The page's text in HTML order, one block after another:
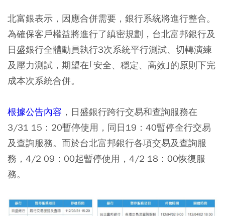
北富銀表示，因應合併需要，銀行系統將進行整合。
為確保客戶權益將進行了縝密規劃，台北富邦銀行及
日盛銀行全體動員執行3次系統平行測試、切轉演練
及壓力測試，期望在｢安全、穩定、高效｣的原則下完
成本次系統合併。
根據公告內容 ，日盛銀行跨行交易和查詢服務在
3/31 15：20暫停使用，同日19：40暫停全行交易
及查詢服務。而於台北富邦銀行各項交易及查詢服
務，4/2 09：00起暫停使用，4/2 18：00恢復服
務。